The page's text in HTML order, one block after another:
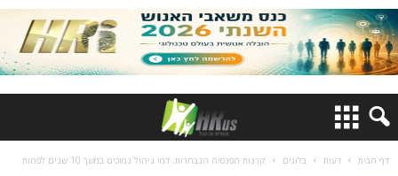
דף הבית דעות בלוגים קרנות הפנסיה הנבחרות: דמי ניהול נמוכים במשך 10 שנים לפחות